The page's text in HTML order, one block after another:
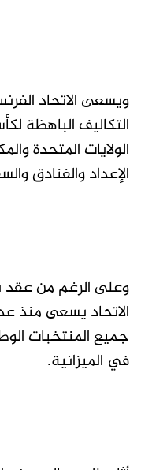
ويسعى الاتحاد
الولايات المتحدة
الإعداد والفنادق
وعلى الرغم من عقد
الاتحاد يسعى منذ
جميع المنتخبات
في الميزانية.